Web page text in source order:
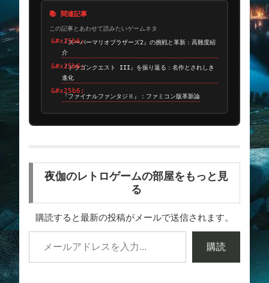
📚 関連記事
この記事とあわせて読みたいゲームネタ
『スーパーマリオブラザーズ2』の挑戦と革新：高難度紹
介
『ドラゴンクエスト III』を振り返る：名作とされしき
進化
『ファイナルファンタジⅡ』：ファミコン版革新論
夜伽のレトロゲームの部屋をもっと見
る
購読すると最新の投稿がメールで送信されます。
購読